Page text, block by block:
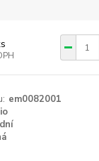
em0082001